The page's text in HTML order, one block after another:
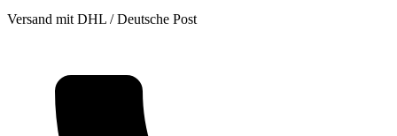
Versand mit DHL / Deutsche Post